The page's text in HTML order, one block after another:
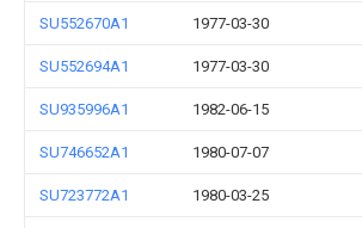
SU552670A1 1977-03-30
SU552694A1 1977-03-30
SU935996A1 1982-06-15
SU746652A1 1980-07-07
SU723772A1 1980-03-25